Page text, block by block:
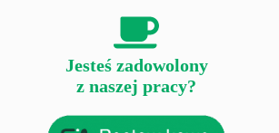
Jesteś zadowolony
z naszej pracy?